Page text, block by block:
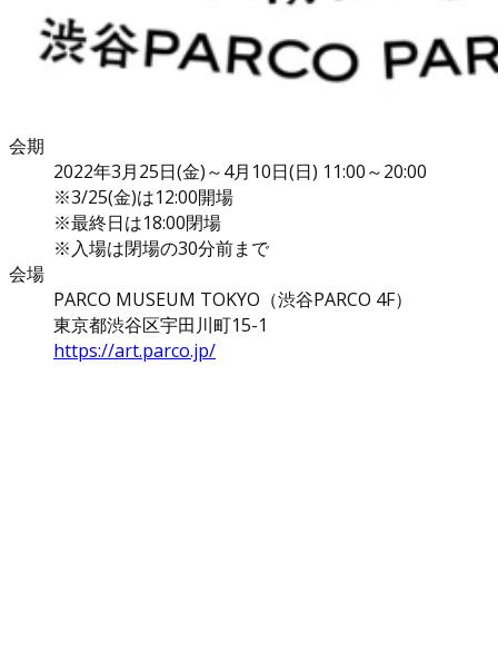
会期
2022年3月25日(金)～4月10日(日) 11:00～20:00
※3/25(金)は12:00開場
※最終日は18:00閉場
※入場は閉場の30分前まで
会場
PARCO MUSEUM TOKYO（渋谷PARCO 4F）
東京都渋谷区宇田川町15-1
https://art.parco.jp/